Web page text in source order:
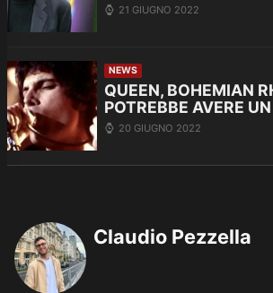
21 GIUGNO 2022
NEWS
QUEEN, BOHEMIAN
POTREBBE AVERE
20 GIUGNO 2022
Claudio Pezzella